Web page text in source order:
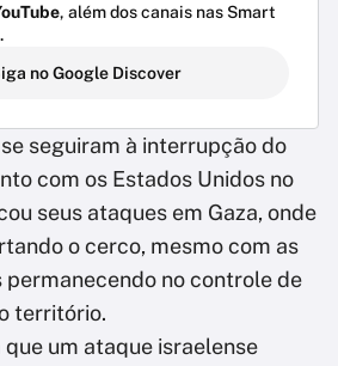
, além dos canais nas Smart
.
no Google Discover
seguiram à interrupção do
com os Estados Unidos no
seus ataques em Gaza, onde
o cerco, mesmo com as
no controle de
território.
um ataque israelense